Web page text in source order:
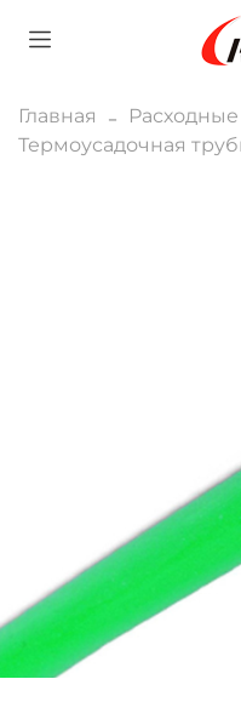
Главная
Термоусадочная